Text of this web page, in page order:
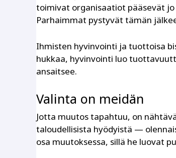
toimivat organisaatiot pääsevät
Parhaimmat pystyvät tämän
Ihmisten hyvinvointi ja tuottoisa
hukkaa, hyvinvointi luo
ansaitsee.
Valinta on meidän
Jotta muutos tapahtuu, on
taloudellisista hyödyistä —
osa muutoksessa, sillä he luovat